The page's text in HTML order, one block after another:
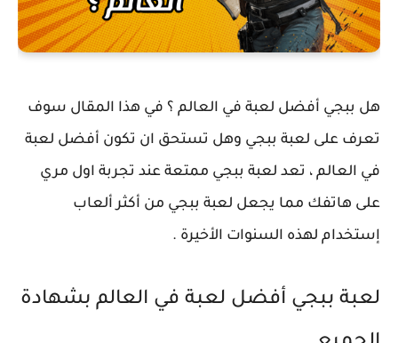
هل ببجي أفضل لعبة في العالم ؟ في هذا المقال سوف
تعرف على لعبة ببجي وهل تستحق ان تكون أفضل لعبة
في العالم ، تعد لعبة ببجي ممتعة عند تجربة اول مري
على هاتفك مما يجعل لعبة ببجي من أكثر ألعاب
إستخدام لهذه السنوات الأخيرة .
لعبة ببجي أفضل لعبة في العالم بشهادة